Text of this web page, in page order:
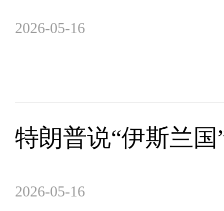
2026-05-16
特朗普说“伊斯兰
2026-05-16